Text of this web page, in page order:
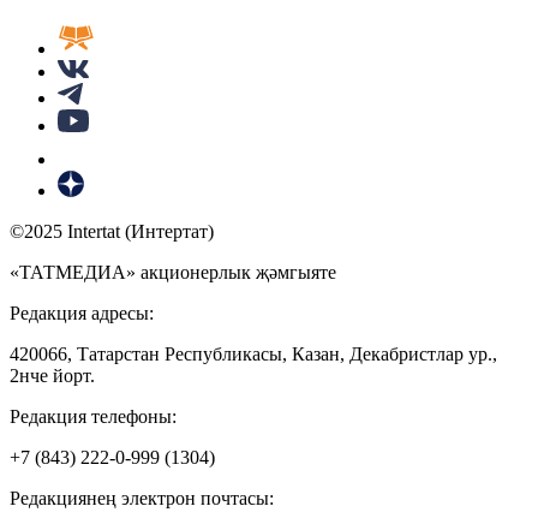
©2025 Intertat (Интертат)
«ТАТМЕДИА» акционерлык җәмгыяте
Редакция адресы:
420066, Татарстан Республикасы, Казан, Декабристлар ур.,
2нче йорт.
Редакция телефоны:
+7 (843) 222-0-999 (1304)
Редакциянең электрон почтасы: